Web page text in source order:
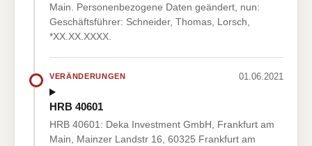
Main. Personenbezogene Daten geändert, nun:
Geschäftsführer: Schneider, Thomas, Lorsch,
*XX.XX.XXXX.
VERÄNDERUNGEN 01.06.2021
HRB 40601
HRB 40601: Deka Investment GmbH, Frankfurt am
Main, Mainzer Landstr 16, 60325 Frankfurt am